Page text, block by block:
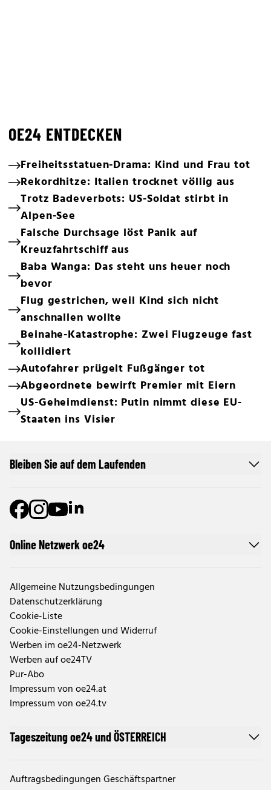
OE24 ENTDECKEN
Freiheitsstatuen-Drama: Kind und Frau tot
Rekordhitze: Italien trocknet völlig aus
Trotz Badeverbots: US-Soldat stirbt in
Alpen-See
Falsche Durchsage löst Panik auf
Kreuzfahrtschiff aus
Baba Wanga: Das steht uns heuer noch
bevor
Flug gestrichen, weil Kind sich nicht
anschnallen wollte
Beinahe-Katastrophe: Zwei Flugzeuge fast
kollidiert
Autofahrer prügelt Fußgänger tot
Abgeordnete bewirft Premier mit Eiern
US-Geheimdienst: Putin nimmt diese EU-
Staaten ins Visier
Online Netzwerk oe24
Allgemeine Nutzungsbedingungen
Datenschutzerklärung
Cookie-Liste
Cookie-Einstellungen und Widerruf
Werben im oe24-Netzwerk
Werben auf oe24TV
Pur-Abo
Impressum von oe24.at
Impressum von oe24.tv
Tageszeitung oe24 und ÖSTERREICH
Auftragsbedingungen Geschäftspartner
Bleiben Sie auf dem Laufenden